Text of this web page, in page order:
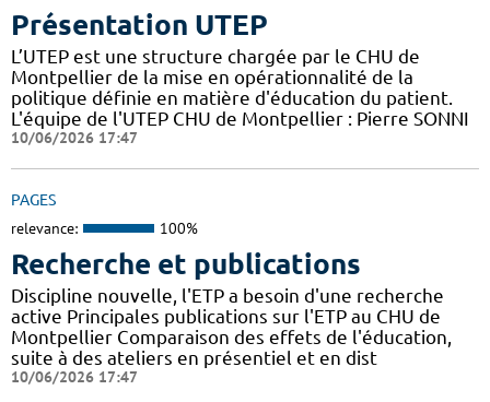
Présentation UTEP
L’UTEP est une structure chargée par le CHU de
Montpellier de la mise en opérationnalité de la
politique définie en matière d'éducation du patient.
L'équipe de l'UTEP CHU de Montpellier : Pierre SONNI
10/06/2026 17:47
PAGES
relevance: 100%
Recherche et publications
Discipline nouvelle, l'ETP a besoin d'une recherche
active Principales publications sur l'ETP au CHU de
Montpellier Comparaison des effets de l'éducation,
suite à des ateliers en présentiel et en dist
10/06/2026 17:47